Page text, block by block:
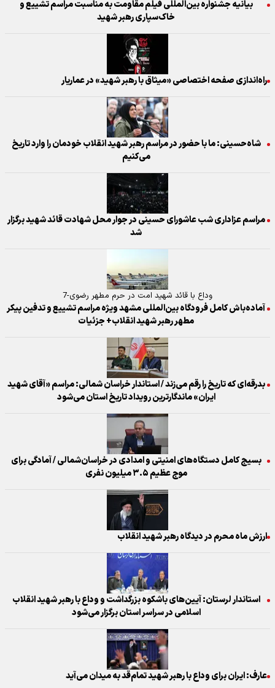
بیانیه جشنواره بین‌المللی فیلم مقاومت به مناسبت مراسم تشییع و
خاک‌سپاری رهبر شهید
راه‌اندازی صفحه اختصاصی «میثاق با رهبر شهید» در عماریار
شاه‌حسینی: ما با حضور در مراسم رهبر شهید انقلاب خودمان را وارد تاریخ
می‌کنیم
مراسم عزاداری شب عاشورای حسینی در جوار محل شهادت قائد شهید برگزار
شد
وداع با قائد شهید امت در حرم مطهر رضوی-7
آماده‌باش کامل فرودگاه بین‌المللی مشهد ویژه مراسم تشییع و تدفین پیکر
مطهر رهبر شهید انقلاب+ جزئیات
بدرقه‌ای که تاریخ را رقم می‌زند / استاندار خراسان شمالی: مراسم «آقای شهید
ایران» ماندگارترین رویداد تاریخ استان می‌شود
بسیج کامل دستگاه‌های امنیتی و امدادی در خراسان‌شمالی‌ / آمادگی برای
موج عظیم ۳.۵ میلیون نفری
ارزش ماه محرم در دیدگاه رهبر شهید انقلاب
استاندار لرستان: آیین‌های باشکوه بزرگداشت و وداع با رهبر شهید انقلاب
اسلامی در سراسر استان برگزار می‌شود
عارف: ایران برای وداع با رهبر شهید تمام‌قد به میدان می‌آید